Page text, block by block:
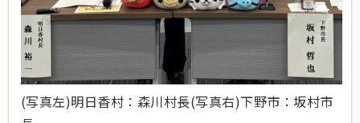
(写真左)明日香村：森川村長(写真右)下野市：坂村市